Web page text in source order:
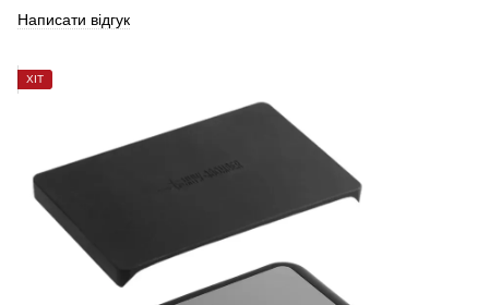
Написати відгук
ХІТ